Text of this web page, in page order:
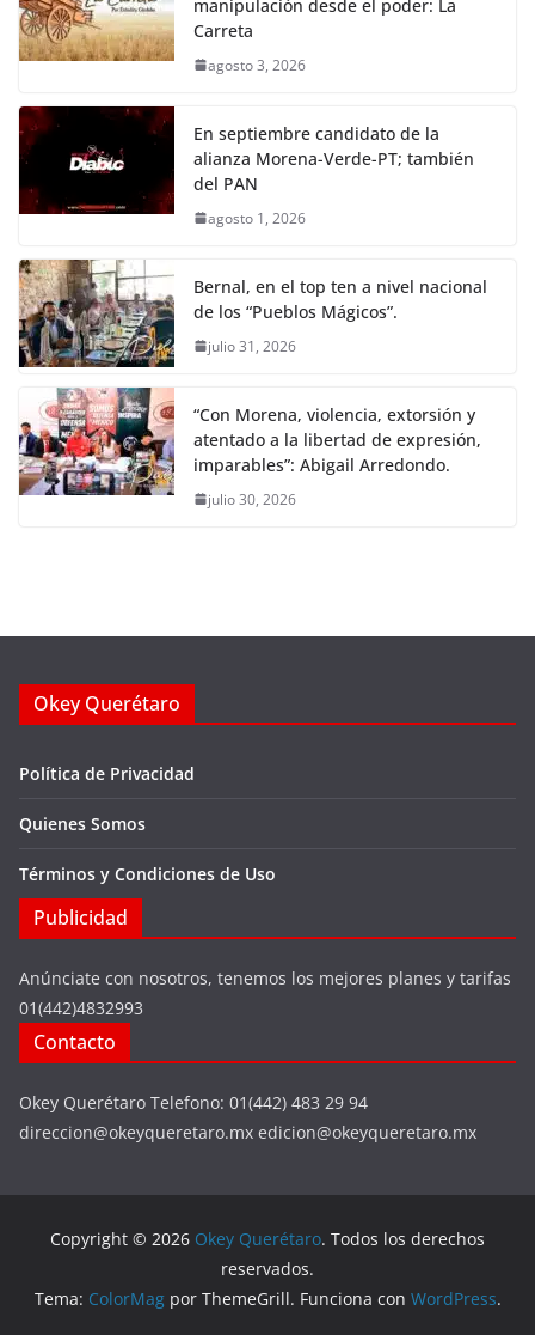
manipulación desde el poder: La
Carreta
agosto 3, 2026
En septiembre candidato de la
alianza Morena-Verde-PT; también
del PAN
agosto 1, 2026
Bernal, en el top ten a nivel nacional
de los “Pueblos Mágicos”.
julio 31, 2026
“Con Morena, violencia, extorsión y
atentado a la libertad de expresión,
imparables”: Abigail Arredondo.
julio 30, 2026
Okey Querétaro
Política de Privacidad
Quienes Somos
Términos y Condiciones de Uso
Publicidad
Anúnciate con nosotros, tenemos los mejores planes y tarifas
01(442)4832993
Contacto
Okey Querétaro Telefono: 01(442) 483 29 94
direccion@okeyqueretaro.mx edicion@okeyqueretaro.mx
Copyright © 2026 Okey Querétaro. Todos los derechos
reservados.
Tema: ColorMagpor ThemeGrill. Funciona con WordPress.